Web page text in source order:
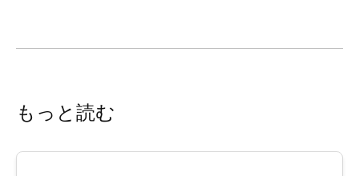
もっと読む